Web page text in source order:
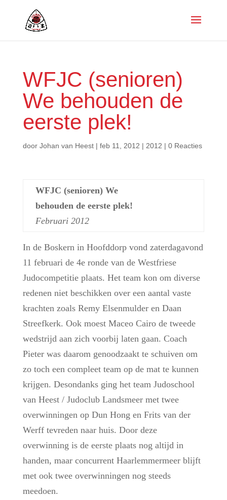
WFJC (senioren)
We behouden de
eerste plek!
door Johan van Heest| feb 11, 2012 | 2012 | 0 Reacties
WFJC (senioren) We
behouden de eerste plek!
Februari 2012
In de Boskern in Hoofddorp vond zaterdagavond
11 februari de 4e ronde van de Westfriese
Judocompetitie plaats. Het team kon om diverse
redenen niet beschikken over een aantal vaste
krachten zoals Remy Elsenmulder en Daan
Streefkerk. Ook moest Maceo Cairo de tweede
wedstrijd aan zich voorbij laten gaan. Coach
Pieter was daarom genoodzaakt te schuiven om
zo toch een compleet team op de mat te kunnen
krijgen. Desondanks ging het team Judoschool
van Heest / Judoclub Landsmeer met twee
overwinningen op Dun Hong en Frits van der
Werff tevreden naar huis. Door deze
overwinning is de eerste plaats nog altijd in
handen, maar concurrent Haarlemmermeer blijft
met ook twee overwinningen nog steeds
meedoen.